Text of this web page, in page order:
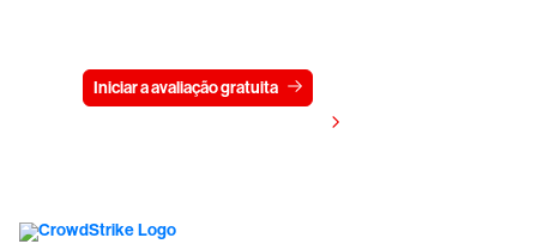
Iniciar a avaliação gratuita